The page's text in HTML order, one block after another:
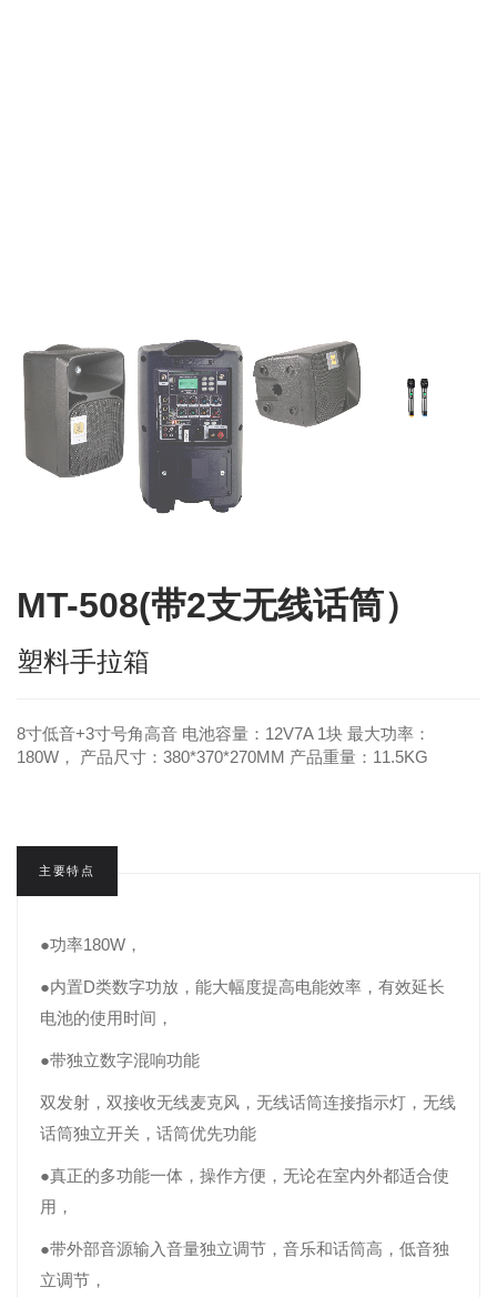
MT-508(带2支无线话筒）
塑料手拉箱
8寸低音+3寸号角高音 电池容量：12V7A 1块 最大功率：
180W， 产品尺寸：380*370*270MM 产品重量：11.5KG
主要特点
●功率180W，
●内置D类数字功放，能大幅度提高电能效率，有效延长
电池的使用时间，
●带独立数字混响功能
双发射，双接收无线麦克风，无线话筒连接指示灯，无线
话筒独立开关，话筒优先功能
●真正的多功能一体，操作方便，无论在室内外都适合使
用，
●带外部音源输入音量独立调节，音乐和话筒高，低音独
立调节，